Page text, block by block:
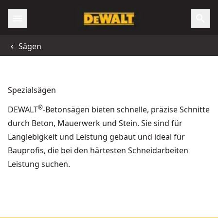
Sägen
Spezialsägen
DEWALT®-Betonsägen bieten schnelle, präzise Schnitte
durch Beton, Mauerwerk und Stein. Sie sind für
Langlebigkeit und Leistung gebaut und ideal für
Bauprofis, die bei den härtesten Schneidarbeiten
Leistung suchen.